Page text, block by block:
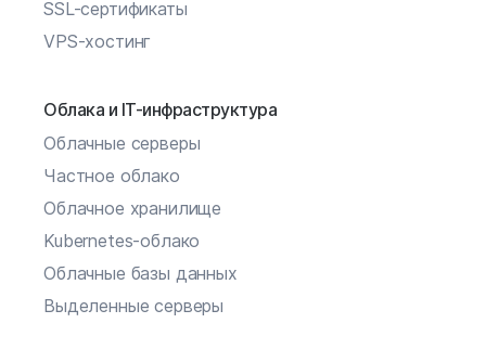
SSL-сертификаты
VPS-хостинг
Облака и IT-инфраструктура
Облачные серверы
Частное облако
Облачное хранилище
Kubernetes-облако
Облачные базы данных
Выделенные серверы